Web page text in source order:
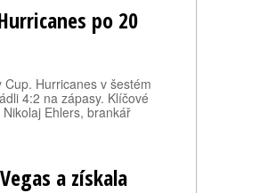
po 20
Hurricanes v šestém
4:2 na zápasy. Klíčové
Ehlers, brankář
a získala